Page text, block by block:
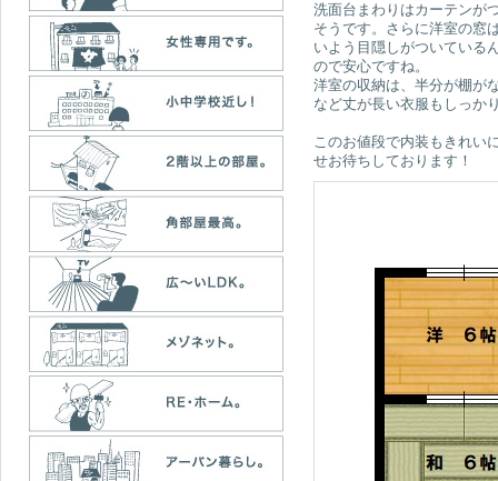
洗面台まわりはカーテンが
そうです。さらに洋室の窓
いよう目隠しがついている
ので安心ですね。
洋室の収納は、半分が棚が
など丈が長い衣服もしっか
このお値段で内装もきれい
せお待ちしております！